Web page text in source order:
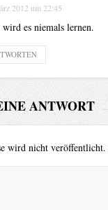
2012 um 22:45
es niemals lernen.
ANTWORT
wird nicht veröffentlicht.